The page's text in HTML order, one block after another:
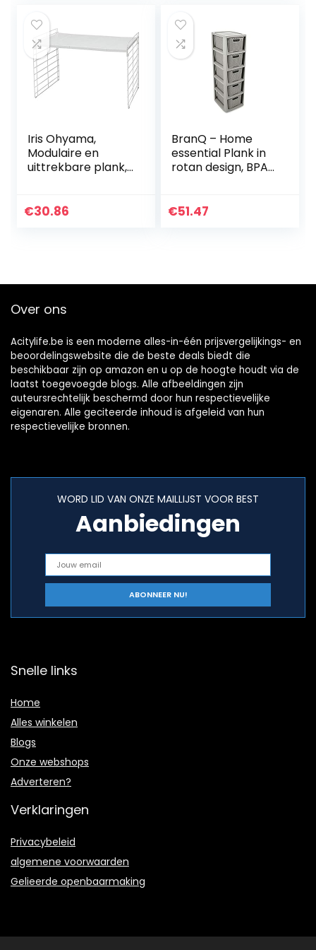
Iris Ohyama,
Modulaire en
uittrekbare plank,
uitschuifbaar 42 –
€30.86
BranQ – Home
essential Plank in
rotan design, BPA-
x 80 cm, 5 manden
€51.47
Over ons
Acitylife.be is een moderne alles-in-één prijsvergelijkings- en
beoordelingswebsite die de beste deals biedt die
beschikbaar zijn op amazon en u op de hoogte houdt via de
laatst toegevoegde blogs. Alle afbeeldingen zijn
auteursrechtelijk beschermd door hun respectievelijke
eigenaren. Alle geciteerde inhoud is afgeleid van hun
respectievelijke bronnen.
WORD LID VAN ONZE MAILLIJST VOOR BEST
Aanbiedingen
Snelle links
Home
Alles winkelen
Blogs
Onze webshops
Adverteren?
Verklaringen
Privacybeleid
algemene voorwaarden
Gelieerde openbaarmaking